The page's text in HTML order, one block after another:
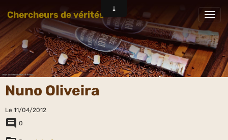
Chercheurs de vérités
Nuno Oliveira
Le 11/04/2012
0